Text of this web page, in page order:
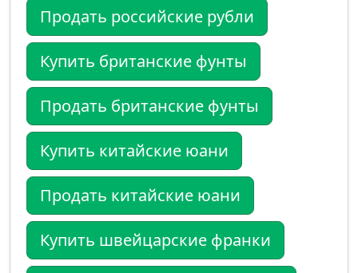
Продать российские рубли
Купить британские фунты
Продать британские фунты
Купить китайские юани
Продать китайские юани
Купить швейцарские франки